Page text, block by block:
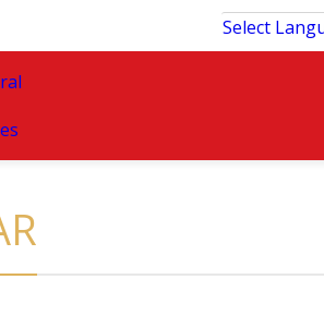
Select